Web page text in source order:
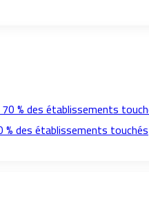
% des établissements touchés